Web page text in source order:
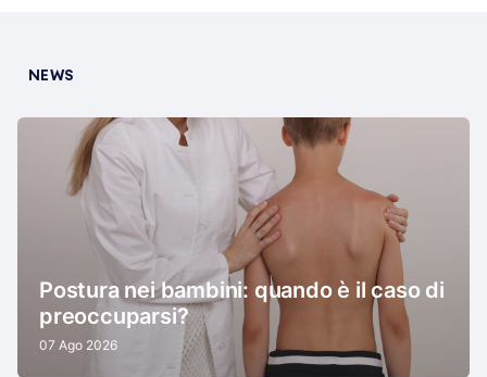
NEWS
Postura nei bambini: quando è il caso di
preoccuparsi?
07 Ago 2026